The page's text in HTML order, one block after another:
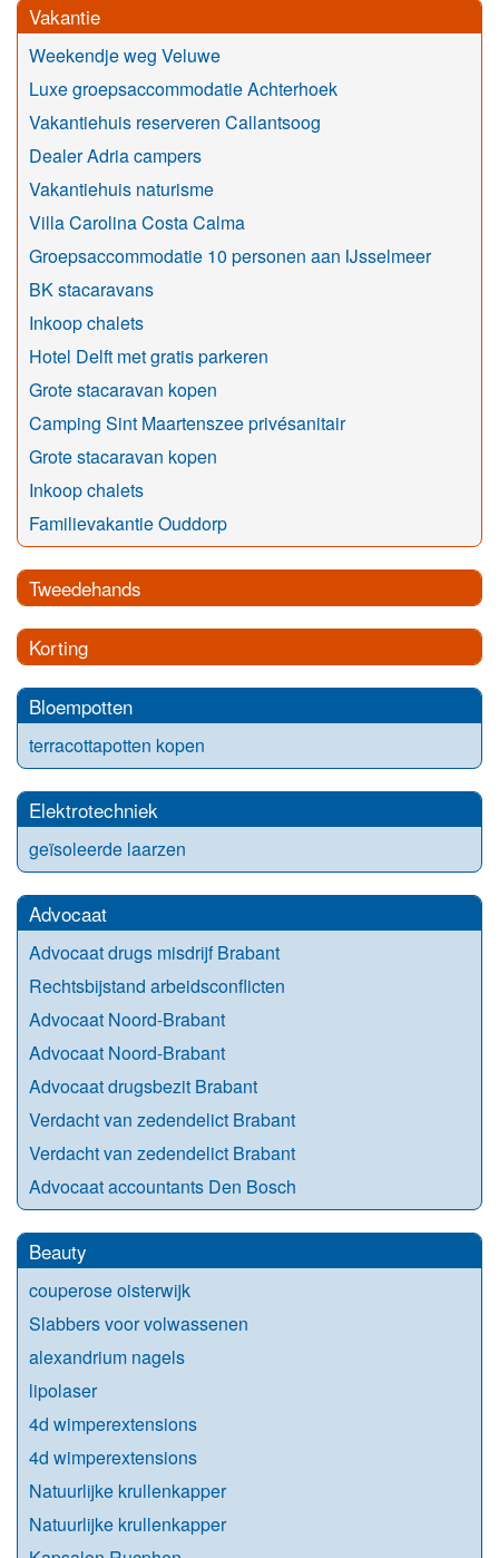
Vakantie
Weekendje weg Veluwe
Luxe groepsaccommodatie Achterhoek
Vakantiehuis reserveren Callantsoog
Dealer Adria campers
Vakantiehuis naturisme
Villa Carolina Costa Calma
Groepsaccommodatie 10 personen aan IJsselmeer
BK stacaravans
Inkoop chalets
Hotel Delft met gratis parkeren
Grote stacaravan kopen
Camping Sint Maartenszee privésanitair
Grote stacaravan kopen
Inkoop chalets
Familievakantie Ouddorp
Tweedehands
Korting
Bloempotten
terracottapotten kopen
Elektrotechniek
geïsoleerde laarzen
Advocaat
Advocaat drugs misdrijf Brabant
Rechtsbijstand arbeidsconflicten
Advocaat Noord-Brabant
Advocaat Noord-Brabant
Advocaat drugsbezit Brabant
Verdacht van zedendelict Brabant
Verdacht van zedendelict Brabant
Advocaat accountants Den Bosch
Beauty
couperose oisterwijk
Slabbers voor volwassenen
alexandrium nagels
lipolaser
4d wimperextensions
4d wimperextensions
Natuurlijke krullenkapper
Natuurlijke krullenkapper